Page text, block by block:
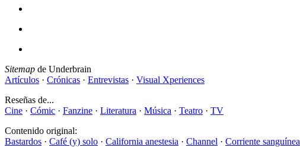
Sitemap de Underbrain
Artículos · Crónicas · Entrevistas · Visual Xperiences
Reseñas de...
Cine · Cómic · Fanzine · Literatura · Música · Teatro · TV
Contenido original:
Bastardos · Café (y) solo · California anestesia · Channel · Corriente sanguínea